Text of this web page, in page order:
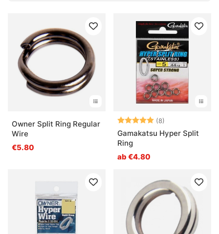
Was ist der Vorteil eines größeren Sprengrings?
Woran erkennt man einen guten Sprengring?
Wann sollte ein Sprengring ersetzt werden?
Owner Split Ring Regular
Wire
€5.80
Bewertung:(8)
Gamakatsu Hyper Split
Ring
ab €4.80